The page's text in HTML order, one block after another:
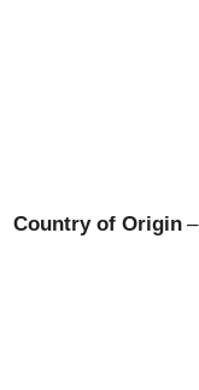
Country of Origin –